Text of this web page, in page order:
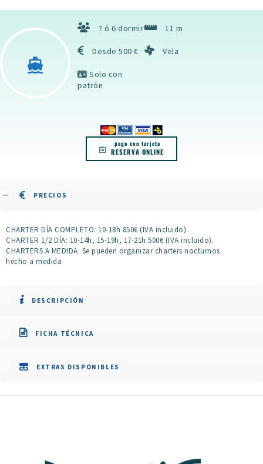
7 ó 6 dormir 11 m
Desde 500 € Vela
Solo con
patrón
pago con tarjeta
RESERVA ONLINE
PRECIOS
CHARTER DÍA COMPLETO: 10-18h 850€ (IVA incluido).
CHARTER 1/2 DÍA: 10-14h, 15-19h, 17-21h 500€ (IVA incluido).
CHARTERS A MEDIDA: Se pueden organizar charters nocturnos
hecho a medida
DESCRIPCIÓN
FICHA TÉCNICA
EXTRAS DISPONIBLES